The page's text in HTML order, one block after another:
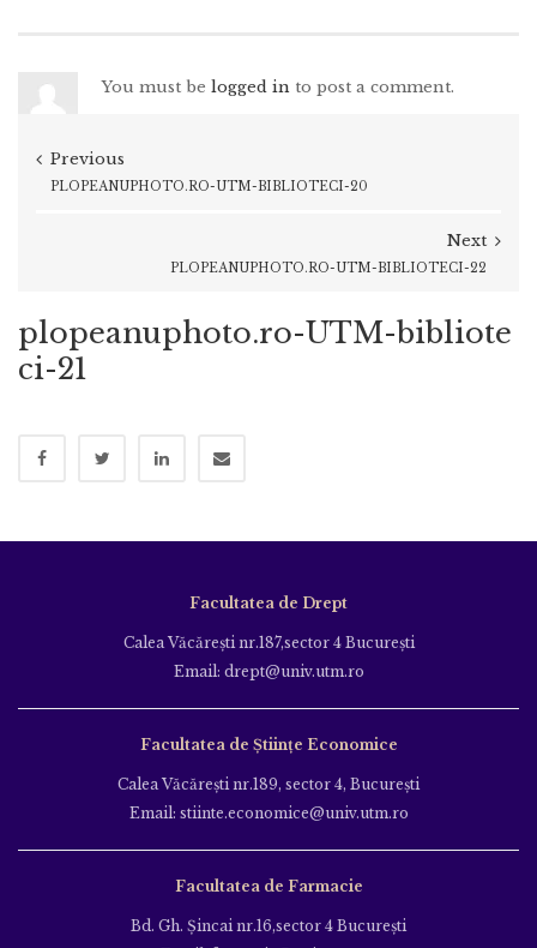
You must be logged in to post a comment.
Previous
PLOPEANUPHOTO.RO-UTM-BIBLIOTECI-20
Next
PLOPEANUPHOTO.RO-UTM-BIBLIOTECI-22
plopeanuphoto.ro-UTM-bibliote
ci-21
Facultatea de Drept
Calea Văcăreşti nr.187,sector 4 Bucureşti
Email: drept@univ.utm.ro
Facultatea de Științe Economice
Calea Văcăreşti nr.189, sector 4, Bucureşti
Email: stiinte.economice@univ.utm.ro
Facultatea de Farmacie
Bd. Gh. Şincai nr.16,sector 4 Bucureşti